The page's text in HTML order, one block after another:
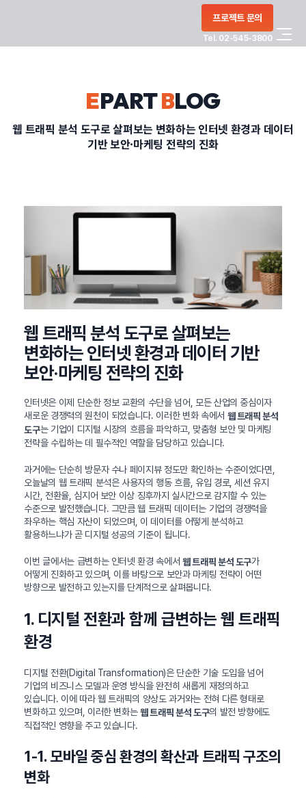
프로젝트 문의
Tel. 02-545-3800
정부지원사업
EPARTBLOG
웹 트래픽 분석 도구로 살펴보는 변화하는 인터넷 환경과 데이터
기반 보안·마케팅 전략의 진화
웹 트래픽 분석 도구로 살펴보는
변화하는 인터넷 환경과 데이터 기반
보안·마케팅 전략의 진화
인터넷은 이제 단순한 정보 교환의 수단을 넘어, 모든 산업의 중심이자
새로운 경쟁력의 원천이 되었습니다. 이러한 변화 속에서 웹 트래픽 분석
도구는 기업이 디지털 시장의 흐름을 파악하고, 맞춤형 보안 및 마케팅
전략을 수립하는 데 필수적인 역할을 담당하고 있습니다.
과거에는 단순히 방문자 수나 페이지뷰 정도만 확인하는 수준이었다면,
오늘날의 웹 트래픽 분석은 사용자의 행동 흐름, 유입 경로, 세션 유지
시간, 전환율, 심지어 보안 이상 징후까지 실시간으로 감지할 수 있는
수준으로 발전했습니다. 그만큼 웹 트래픽 데이터는 기업의 경쟁력을
좌우하는 핵심 자산이 되었으며, 이 데이터를 어떻게 분석하고
활용하느냐가 곧 디지털 성공의 기준이 됩니다.
이번 글에서는 급변하는 인터넷 환경 속에서 웹 트래픽 분석 도구가
어떻게 진화하고 있으며, 이를 바탕으로 보안과 마케팅 전략이 어떤
방향으로 발전하고 있는지를 단계적으로 살펴봅니다.
1. 디지털 전환과 함께 급변하는 웹 트래픽
환경
디지털 전환(Digital Transformation)은 단순한 기술 도입을 넘어
기업의 비즈니스 모델과 운영 방식을 완전히 새롭게 재정의하고
있습니다. 이에 따라 웹 트래픽의 양상도 과거와는 전혀 다른 형태로
변화하고 있으며, 이러한 변화는웹 트래픽 분석 도구의 발전 방향에도
직접적인 영향을 주고 있습니다.
1-1. 모바일 중심 환경의 확산과 트래픽 구조의
변화